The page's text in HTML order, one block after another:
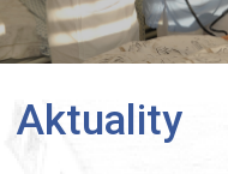
Aktuality